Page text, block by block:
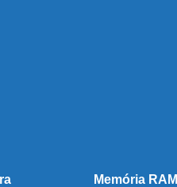
Memória RAM